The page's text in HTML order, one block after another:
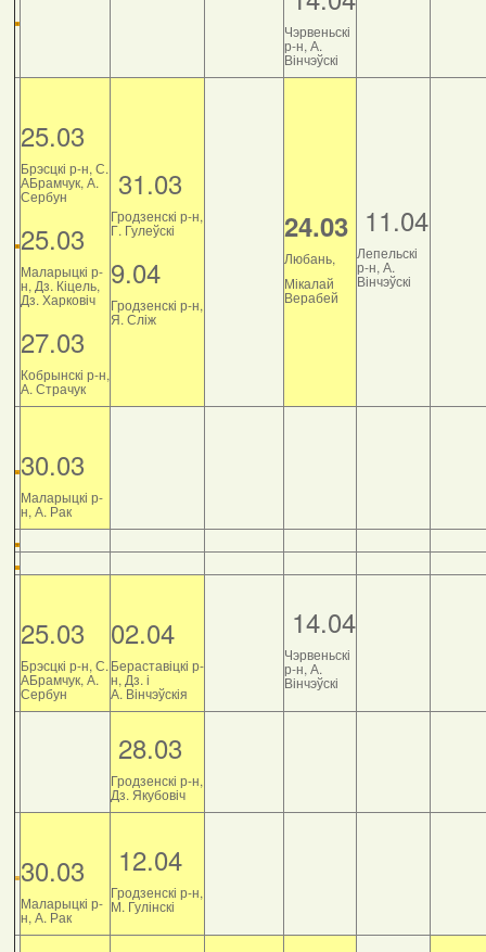
Чэрвеньскі
р-н, А.
Вінчэўскі
25.03
Брэсцкі р-н, С.
АБрамчук, А.
Сербун
25.03
Маларыцкі р-
н, Дз. Кіцель,
Дз. Харковіч
27.03
Кобрынскі р-н,
А. Страчук
31.03
Гродзенскі р-н,
Г. Гулеўскі
9.04
Гродзенскі р-н,
Я. Сліж
24.03
Любань,
Мікалай
Верабей
11.04
Лепельскі
р-н, А.
Вінчэўскі
30.03
Маларыцкі р-
н, А. Рак
25.03
Брэсцкі р-н, С.
АБрамчук, А.
Сербун
02.04
Бераставіцкі р-
н, Дз. і
А. Вінчэўскія
14.04
Чэрвеньскі
р-н, А.
Вінчэўскі
28.03
Гродзенскі р-н,
Дз. Якубовіч
30.03
Маларыцкі р-
н, А. Рак
12.04
Гродзенскі р-н,
М. Гулінскі